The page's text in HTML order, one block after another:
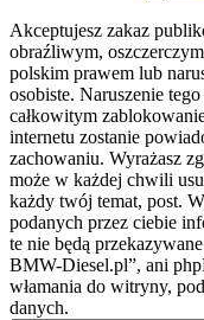
Akceptujesz zakaz
obraźliwym,
polskim prawem lub
osobiste. Naruszenie
całkowitym
internetu zostanie
zachowaniu. Wyrażasz
może w każdej chwili
każdy twój temat, post.
podanych przez ciebie
te nie będą
BMW-Diesel.pl”, ani
włamania do witryny,
danych.